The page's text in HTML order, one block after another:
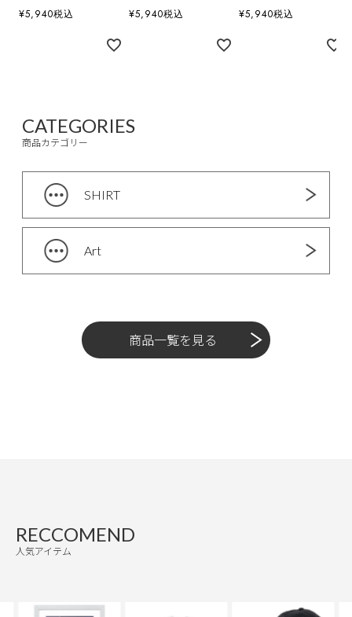
¥5,940税込 ¥5,940税込 ¥5,940税込
CATEGORIES
商品カテゴリー
SHIRT
Art
商品一覧を見る
RECCOMEND
人気アイテム